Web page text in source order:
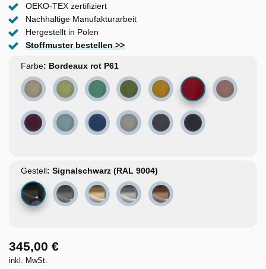
OEKO-TEX zertifiziert
Nachhaltige Manufakturarbeit
Hergestellt in Polen
Stoffmuster bestellen >>
Farbe
Beige P16 Hellgrün P32Mintgrün P34Olivgrün P36Senfgelb P41
Bordeaux rot P61
Altrosa
Violett P69Hellblau P80Blau P81 Hellgrau P91Dunkelgrau P97Schwarz P100
Gestell
Signalschwarz (RAL 9004)
Basaltgrau (RAL 7012)
Gold Chrom Kupfer
345,00 €
inkl. MwSt.